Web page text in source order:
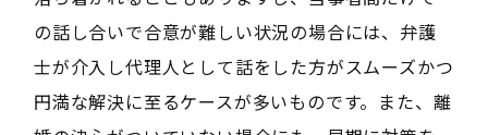
の話し合いで合意が難しい状況の場合には、弁護
士が介入し代理人として話をした方がスムーズかつ
円満な解決に至るケースが多いものです。また、離